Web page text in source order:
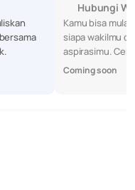
Hubungi
Kamu bisa mulai
siapa wakilmu di
aspirasimu. Cek
Coming soon